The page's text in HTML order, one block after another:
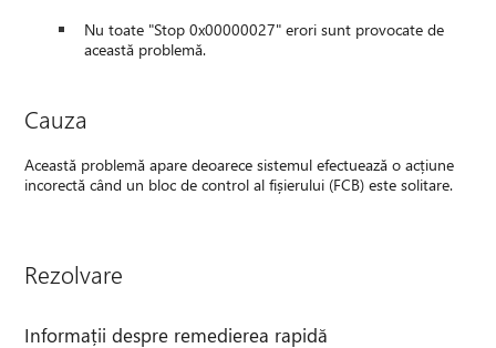
Nu toate "Stop 0x00000027" erori sunt provocate de
această problemă.
Cauza
Această problemă apare deoarece sistemul efectuează o acțiune
incorectă când un bloc de control al fișierului (FCB) este solitare.
Rezolvare
Informații despre remedierea rapidă